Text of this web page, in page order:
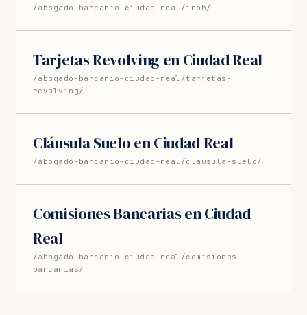
/abogado-bancario-ciudad-real/irph/
Tarjetas Revolving en Ciudad Real
/abogado-bancario-ciudad-real/tarjetas-
revolving/
Cláusula Suelo en Ciudad Real
/abogado-bancario-ciudad-real/clausula-suelo/
Comisiones Bancarias en Ciudad
Real
/abogado-bancario-ciudad-real/comisiones-
bancarias/